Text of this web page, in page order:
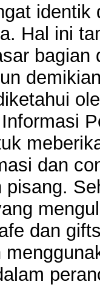
identik
Hal ini
dan
pisang.
dan